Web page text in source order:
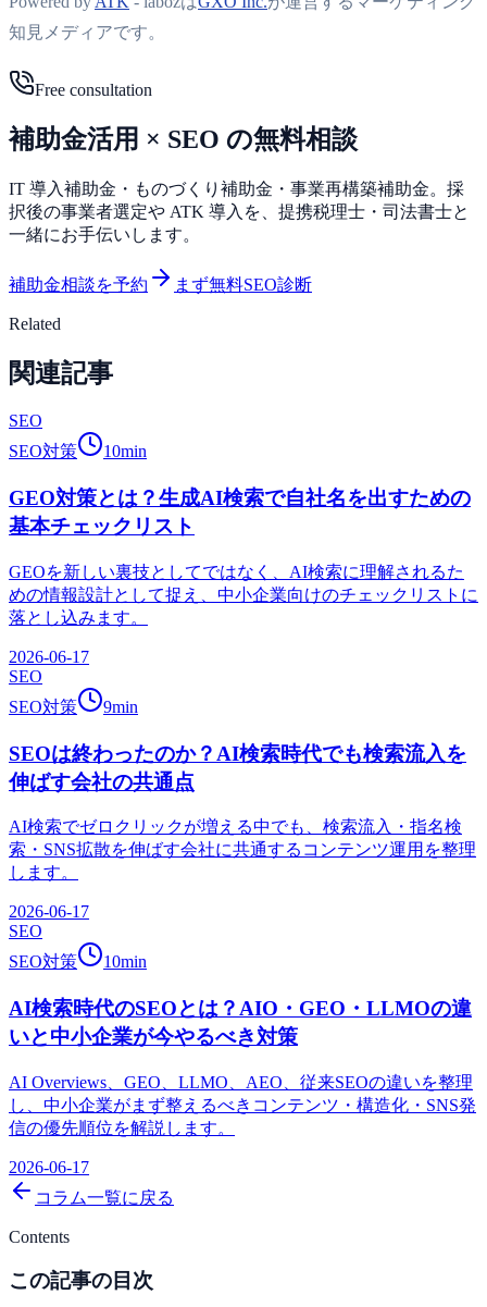
知見メディアです。
Free consultation
補助金活用 × SEO の無料相談
IT 導入補助金・ものづくり補助金・事業再構築補助金。採
択後の事業者選定や ATK 導入を、提携税理士・司法書士と
一緒にお手伝いします。
補助金相談を予約 まず無料SEO診断
Related
関連記事
SEO
SEO対策
10min
GEO対策とは？生成AI検索で自社名を出すための
基本チェックリスト
GEOを新しい裏技としてではなく、AI検索に理解されるた
めの情報設計として捉え、中小企業向けのチェックリストに
落とし込みます。
2026-06-17
SEO
SEO対策
9min
SEOは終わったのか？AI検索時代でも検索流入を
伸ばす会社の共通点
AI検索でゼロクリックが増える中でも、検索流入・指名検
索・SNS拡散を伸ばす会社に共通するコンテンツ運用を整理
します。
2026-06-17
SEO
SEO対策
10min
AI検索時代のSEOとは？AIO・GEO・LLMOの違
いと中小企業が今やるべき対策
AI Overviews、GEO、LLMO、AEO、従来SEOの違いを整理
し、中小企業がまず整えるべきコンテンツ・構造化・SNS発
信の優先順位を解説します。
2026-06-17
コラム一覧に戻る
Contents
この記事の目次